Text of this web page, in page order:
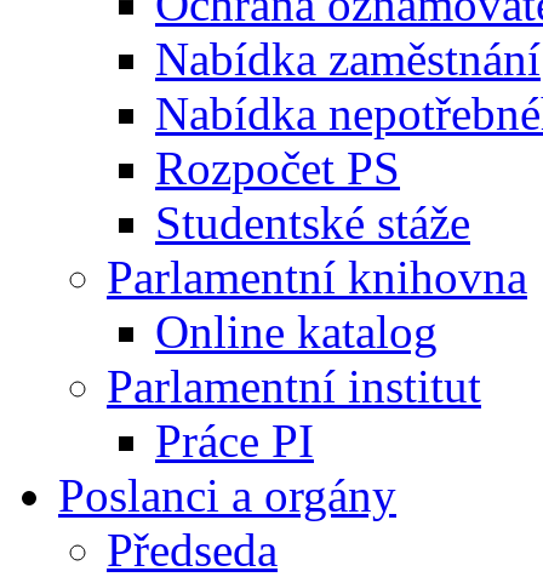
Nabídka zaměstnání
Nabídka
Rozpočet PS
Studentské stáže
Parlamentní knihovna
Online katalog
Parlamentní institut
Práce PI
Poslanci a orgány
Předseda